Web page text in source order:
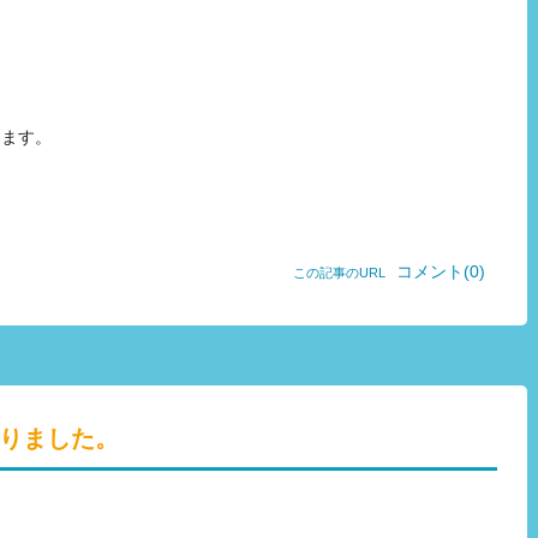
す。
この記事のURL コメント(0)
ました。